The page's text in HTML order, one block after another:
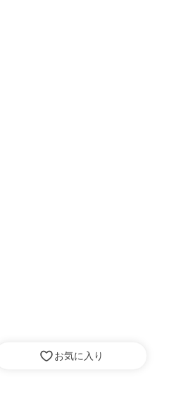
お気に入り